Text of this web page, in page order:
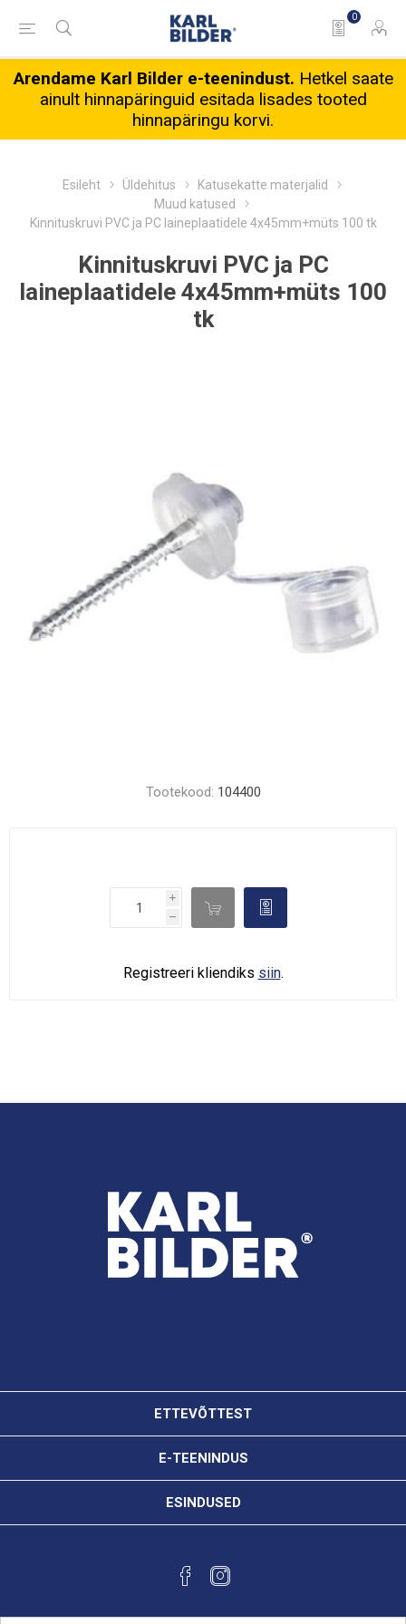
0
Arendame Karl Bilder e-teenindust. Hetkel saate
ainult hinnapäringuid esitada lisades tooted
hinnapäringu korvi.
Esileht Üldehitus
Katusekatte materjalid
Muud katused
Kinnituskruvi PVC ja PC laineplaatidele 4x45mm+müts 100 tk
Kinnituskruvi PVC ja PC
laineplaatidele 4x45mm+müts 100
tk
Tootekood: 104400
i
h
d 
Registreeri kliendiks siin.
ETTEVÕTTEST
E-TEENINDUS
ESINDUSED